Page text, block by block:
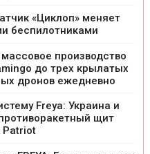
«Циклоп» меняет
беспилотниками
производство
до трех крылатых
дронов ежедневно
Freya: Украина и
щит
Patriot